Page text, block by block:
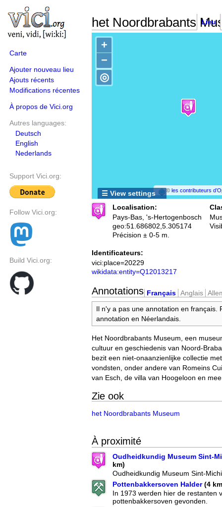
Carte
Ajouter nouveau lieu
Ajouts récents
Modifications récentes
À propos de Vici.org
Autres languages:
Deutsch
English
Nederlands
Support Vici.org:
Follow Vici.org:
Build Vici.org:
het Noordbrabants Lieu
+
−
©les contributeurs
◎
☰ View settings
Localisation:
Pays-Bas, 's-Hertogenbosch
geo:51.686802,5.305174
Précision ± 0-5 m.
Identificateurs:
vici:place=20229
wikidata:entity=Q12013217
Annotations Français Anglais
Il n'y a pas une annotation en français.
annotation en Néerlandais.
Het Noordbrabants Museum, een
cultuur en geschiedenis van Noord-
bezit een niet-onaanzienlijke collectie
vondsten, onder andere van Romeins
van Esch, de villa van Hoogeloon en
Zie ook
het Noordbrabants Museum
À proximité
Oudheidkundig Museum Sint-
km)
Oudheidkundig Museum Sint-
Pottenbakkersoven Halder(4
In 1973 werden hier de restanten
pottenbakkersoven gevonden.